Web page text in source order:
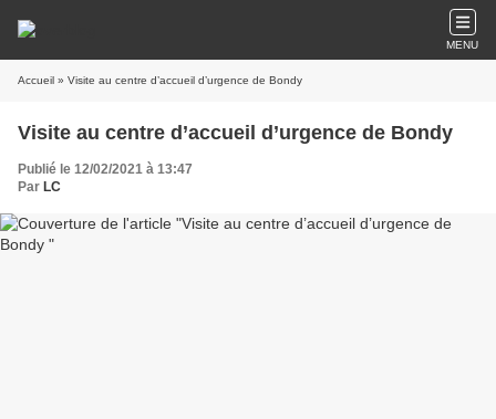
MENU
Accueil » Visite au centre d’accueil d’urgence de Bondy
Visite au centre d’accueil d’urgence de Bondy
Publié le 12/02/2021 à 13:47
Par LC